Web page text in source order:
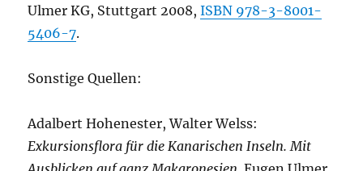
Ulmer KG, Stuttgart 2008,ISBN 978-3-8001-
5406-7.
Sonstige Quellen:
Adalbert Hohenester, Walter Welss:
Exkursionsflora für die Kanarischen Inseln. Mit